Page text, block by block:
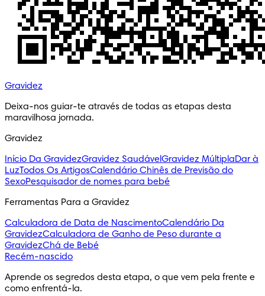
Gravidez
Deixa-nos guiar-te através de todas as etapas desta
maravilhosa jornada.
Gravidez
Início Da GravidezGravidez SaudávelGravidez MúltiplaDar à
LuzTodos Os ArtigosCalendário Chinês de Previsão do
SexoPesquisador de nomes para bebé
Ferramentas Para a Gravidez
Calculadora de Data de NascimentoCalendário Da
GravidezCalculadora de Ganho de Peso durante a
GravidezChá de Bebé
Recém-nascido
Aprende os segredos desta etapa, o que vem pela frente e
como enfrentá-la.